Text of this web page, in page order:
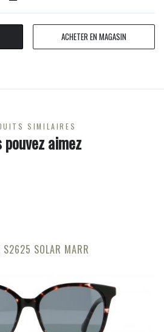
ACHETER EN MAGASIN
SIMILAIRES
pouvez aimez
S2625 SOLAR MARR